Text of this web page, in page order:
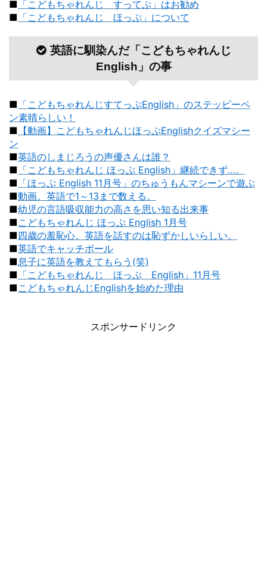
■ 「こどもちゃれんじ すってぷ」はお勧め
■ 「こどもちゃれんじ ほっぷ」について
英語に馴染んだ「こどもちゃれんじ
English」の事
■ 「こどもちゃれんじすてっぷEnglish」のステッピーペ
ン素晴らしい！
■ 【動画】こどもちゃれんじほっぷEnglishクイズマシー
ン
■英語のしまじろうの声優さんは誰？
■ 「こどもちゃれんじ ほっぷ English」継続できず…。
■ 「ほっぷ English 11月号」のちゅうもんマシーンで遊ぶ
■動画。英語で1～13まで数える。
■幼児の言語吸収能力の高さを思い知る出来事
■こどもちゃれんじ ほっぷ English 1月号
■四歳の羞恥心。英語を話すのは恥ずかしいらしい。
■英語でキャッチボール
■息子に英語を教えてもらう(笑)
■ 「こどもちゃれんじ ほっぷ English」11月号
■こどもちゃれんじEnglishを始めた理由
スポンサードリンク